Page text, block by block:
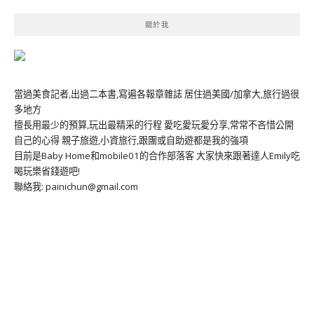
關於我
當過美食記者,出過二本書,寫遍各報章雜誌 居住過美國/加拿大,旅行過很
多地方
擅長用最少的預算,玩出最精采的行程 愛吃愛玩愛分享,常常不吝惜公開
自己的心得 親子旅遊,小資旅行,跟團或自助遊都是我的強項
目前是Baby Home和mobile01的合作部落客 大家快來跟著達人Emily吃
喝玩樂省錢遊吧!
聯絡我: painichun@gmail.com